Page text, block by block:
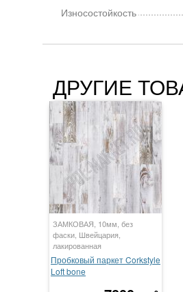
Износостойкость
ДРУГИЕ
ЗАМКОВАЯ, 10мм, без
фаски, Швейцария,
лакированная
Пробковый паркет Corkstyle
Loft bone